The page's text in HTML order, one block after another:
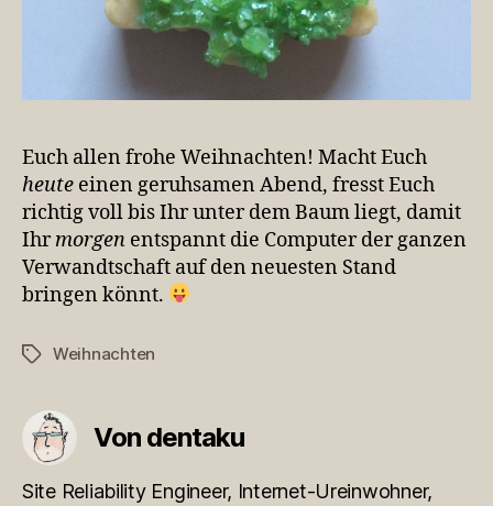
Euch allen frohe Weihnachten! Macht Euch
heute einen geruhsamen Abend, fresst Euch
richtig voll bis Ihr unter dem Baum liegt, damit
Ihrmorgen entspannt die Computer der ganzen
Verwandtschaft auf den neuesten Stand
bringen könnt.
Schlagwörter
Weihnachten
Von dentaku
Site Reliability Engineer, Internet-Ureinwohner,